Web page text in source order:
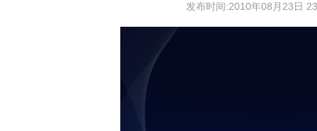
发布时间:2010年08月23日